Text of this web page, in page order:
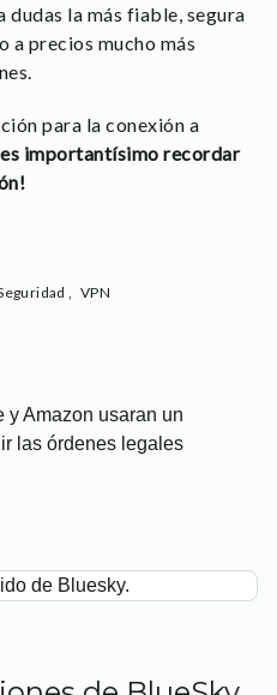
dudas la más fiable, segura
a precios mucho más
para la conexión a
importantísimo recordar
VPN
y Amazon usaran un
las órdenes legales
de Bluesky.